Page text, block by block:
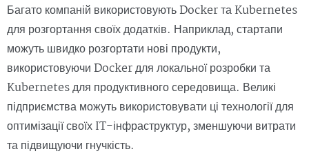
Багато компаній використовують Docker та Kubernetes
для розгортання своїх додатків. Наприклад, стартапи
можуть швидко розгортати нові продукти,
використовуючи Docker для локальної розробки та
Kubernetes для продуктивного середовища. Великі
підприємства можуть використовувати ці технології для
оптимізації своїх IT-інфраструктур, зменшуючи витрати
та підвищуючи гнучкість.